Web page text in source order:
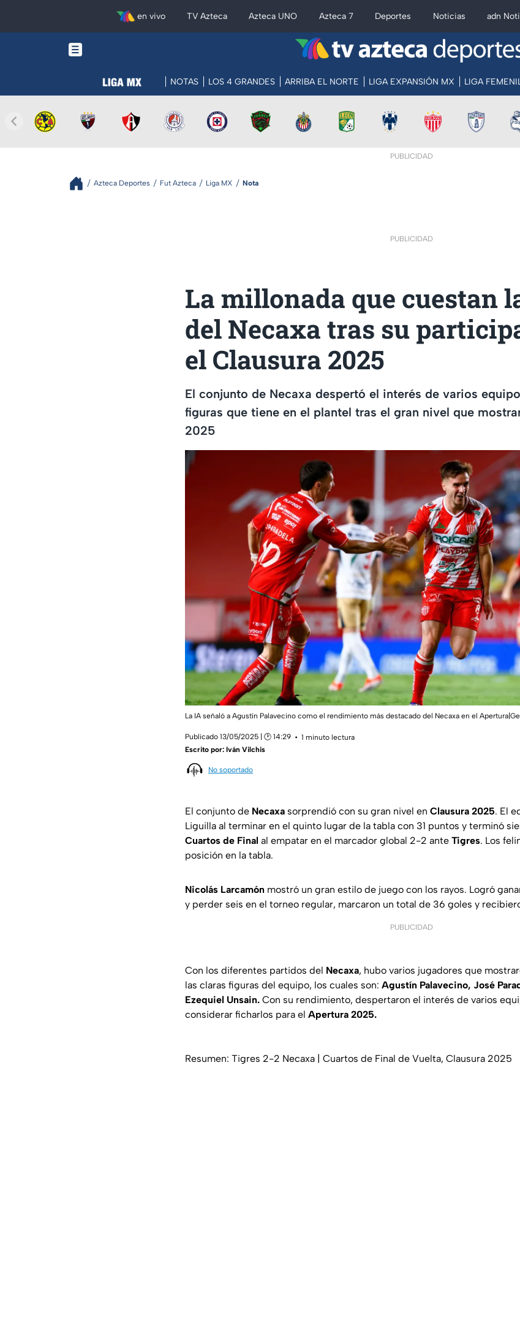
en vivo TV Azteca Azteca UNO Azteca 7 Deportes Noticias adn
NOTAS LOS 4 GRANDES ARRIBA EL NORTE LIGA EXPANSIÓN MX LIGA
PUBLICIDAD
Azteca Deportes Fut Azteca Liga MX Nota
PUBLICIDAD
La millonada que cuestan
del Necaxa tras su
el Clausura 2025
El conjunto de Necaxa despertó el interés de varios
figuras que tiene en el plantel tras el gran nivel que
2025
La IA señaló a Agustín Palavecino como el rendimiento más destacado del Necaxa en el
Publicado 13/05/2025 | 🕑 14:29
1 minuto lectura
Escrito por: Iván Vilchis
No soportado
El conjunto de Necaxa sorprendió con su gran nivel en Clausura 2025. El
Liguilla al terminar en el quinto lugar de la tabla con 31 puntos y terminó
Cuartos de Final al empatar en el marcador global 2-2 ante Tigres. Los
posición en la tabla.
Nicolás Larcamón mostró un gran estilo de juego con los rayos. Logró
y perder seis en el torneo regular, marcaron un total de 36 goles y
PUBLICIDAD
Con los diferentes partidos del Necaxa, hubo varios jugadores que
las claras figuras del equipo, los cuales son: Agustín Palavecino, José
Ezequiel Unsain. Con su rendimiento, despertaron el interés de varios
considerar ficharlos para el Apertura 2025.
Resumen: Tigres 2-2 Necaxa | Cuartos de Final de Vuelta, Clausura 2025